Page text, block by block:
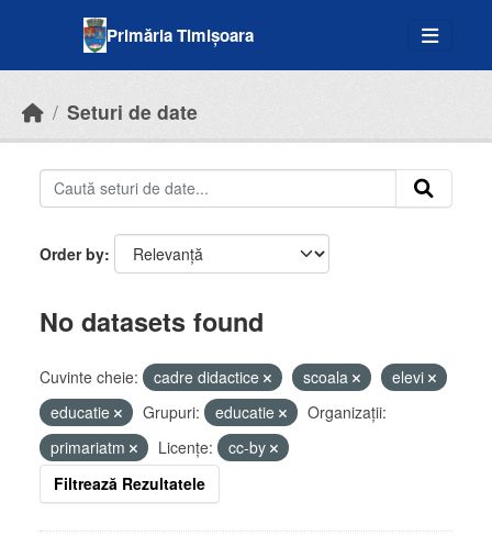
Primăria Timișoara
Seturi de date
Order by
No datasets found
Cuvinte cheie: cadre didactice scoala
elevi
educatie
Grupuri: educatie
Organizații:
primariatm
Licenţe:
cc-by
Filtrează Rezultatele